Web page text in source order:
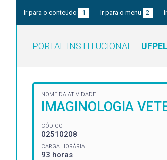
Ir para o conteúdo 1 Ir para o menu 2
PORTAL INSTITUCIONAL UFPEL
NOME DA ATIVIDADE
IMAGINOLOGIA
CÓDIGO
02510208
CARGA HORÁRIA
93 horas